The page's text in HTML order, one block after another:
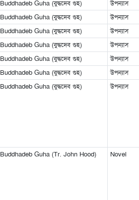
Buddhadeb Guha (বুদ্ধদেব গুহ) উপন্যাস
Buddhadeb Guha (বুদ্ধদেব গুহ) উপন্যাস
Buddhadeb Guha (বুদ্ধদেব গুহ) উপন্যাস
Buddhadeb Guha (বুদ্ধদেব গুহ) উপন্যাস
Buddhadeb Guha (বুদ্ধদেব গুহ) উপন্যাস
Buddhadeb Guha (বুদ্ধদেব গুহ) উপন্যাস
Buddhadeb Guha (বুদ্ধদেব গুহ) উপন্যাস
Buddhadeb Guha (Tr. John Hood) Novel